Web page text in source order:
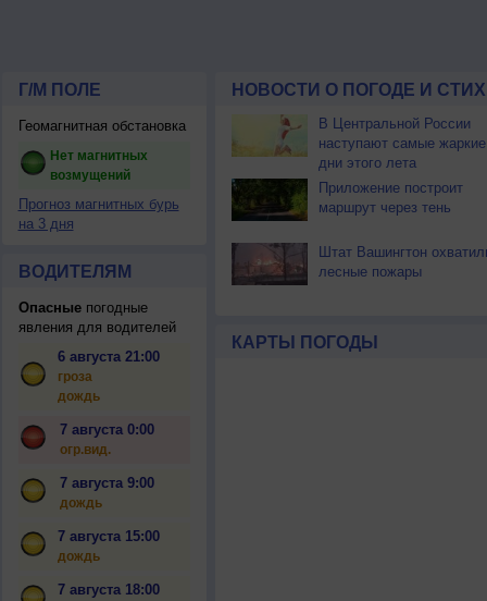
Г/М ПОЛЕ
Геомагнитная обстановка
Нет магнитных
возмущений
Прогноз магнитных бурь
на 3 дня
ВОДИТЕЛЯМ
Опасныепогодные
явления для водителей
6 августа 21:00
гроза
дождь
7 августа 0:00
огр.вид.
7 августа 9:00
дождь
7 августа 15:00
дождь
7 августа 18:00
НОВОСТИ О ПОГОДЕ И
В Центральной России
наступают самые жаркие
дни этого лета
Приложение построит
маршрут через тень
Штат Вашингтон
лесные пожары
КАРТЫ ПОГОДЫ